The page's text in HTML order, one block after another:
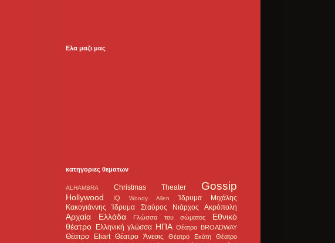
Ελα μαζι μας
κατηγοριες θεματων
ALHAMBRA Christmas Theater Gossip
Hollywood IQ Woody Allen
Ίδρυμα Μιχάλης
Κακογιάννης
Ίδρυμα Σταύρος Νιάρχος Ακρόπολη
Αρχαία Ελλάδα Γλώσσα του σώματος
Εθνικό
θέατρο Ελληνική γλώσσα ΗΠΑ Θέατρο BROADWAY
Θέατρο Eliart Θέατρο Άνεσις Θέατρο Εκάτη
Θέατρο